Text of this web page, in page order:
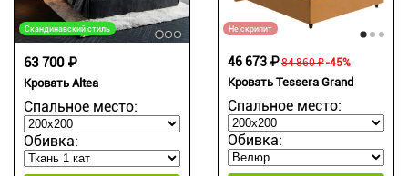
Скандинавский стиль
Кровать Altea
Спальное место:
Обивка:
63 700 ₽
Не скрипит
Кровать Tessera Grand
Спальное место:
Обивка:
84 860 ₽
46 673 ₽ -45%